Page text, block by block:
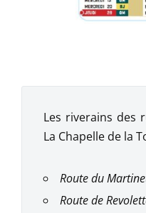
Les riverains des
La Chapelle de la
Route du
Route de